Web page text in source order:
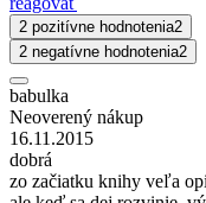
2 pozitívne hodnotenia2
2 negatívne hodnotenia2
babulka
Neoverený nákup
16.11.2015
dobrá
zo začiatku knihy veľa